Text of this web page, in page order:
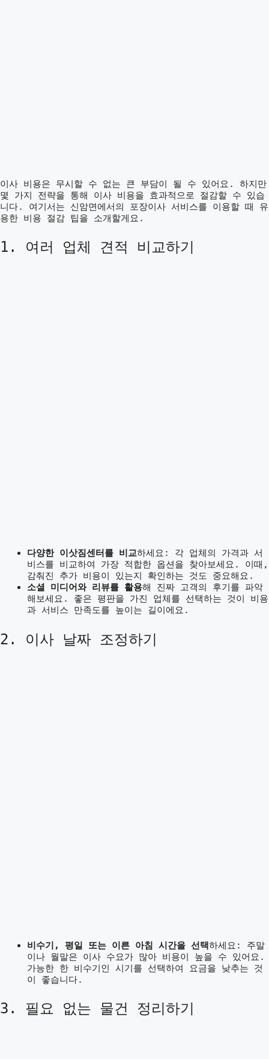
이사 비용은 무시할 수 없는 큰 부담이 될 수 있어요. 하지만
몇 가지 전략을 통해 이사 비용을 효과적으로 절감할 수 있습
니다. 여기서는 신암면에서의 포장이사 서비스를 이용할 때 유
용한 비용 절감 팁을 소개할게요.
1. 여러 업체 견적 비교하기
다양한 이삿짐센터를 비교하세요: 각 업체의 가격과 서
비스를 비교하여 가장 적합한 옵션을 찾아보세요. 이때,
감춰진 추가 비용이 있는지 확인하는 것도 중요해요.
소셜 미디어와 리뷰를 활용해 진짜 고객의 후기를 파악
해보세요. 좋은 평판을 가진 업체를 선택하는 것이 비용
과 서비스 만족도를 높이는 길이에요.
2. 이사 날짜 조정하기
비수기, 평일 또는 이른 아침 시간을 선택하세요: 주말
이나 월말은 이사 수요가 많아 비용이 높을 수 있어요.
가능한 한 비수기인 시기를 선택하여 요금을 낮추는 것
이 좋습니다.
3. 필요 없는 물건 정리하기